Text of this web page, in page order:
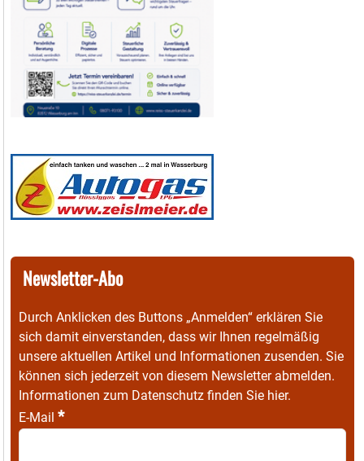
Newsletter-Abo
Durch Anklicken des Buttons „Anmelden“ erklären Sie
sich damit einverstanden, dass wir Ihnen regelmäßig
unsere aktuellen Artikel und Informationen zusenden. Sie
können sich jederzeit von diesem Newsletter abmelden.
Informationen zum Datenschutz finden Sie hier.
E-Mail *